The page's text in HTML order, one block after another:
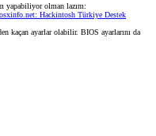
yapabiliyor olman lazım:
Hackintosh Türkiye Destek
kaçan ayarlar olabilir. BIOS ayarlarını da